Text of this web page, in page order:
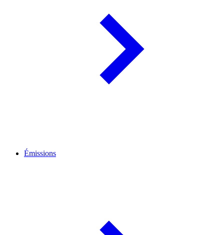
Émissions